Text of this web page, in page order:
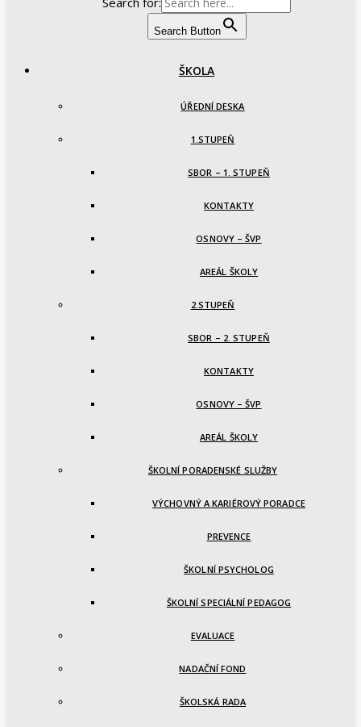
Search Button
ŠKOLA
ÚŘEDNÍ DESKA
1.STUPEŇ
SBOR – 1. STUPEŇ
KONTAKTY
OSNOVY – ŠVP
AREÁL ŠKOLY
2.STUPEŇ
SBOR – 2. STUPEŇ
KONTAKTY
OSNOVY – ŠVP
AREÁL ŠKOLY
ŠKOLNÍ PORADENSKÉ SLUŽBY
VÝCHOVNÝ A KARIÉROVÝ PORADCE
PREVENCE
ŠKOLNÍ PSYCHOLOG
ŠKOLNÍ SPECIÁLNÍ PEDAGOG
EVALUACE
NADAČNÍ FOND
ŠKOLSKÁ RADA